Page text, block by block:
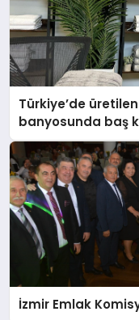
Türkiye’de
banyosunda baş
İzmir Emlak